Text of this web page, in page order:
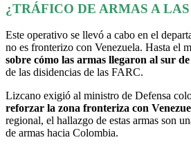
¿TRÁFICO DE ARMAS A
Este operativo se llevó a cabo en el
no es fronterizo con Venezuela. Hasta el
sobre cómo las armas llegaron al sur
de las disidencias de las FARC.
Lizcano exigió al ministro de Defensa
reforzar la zona fronteriza con
regional, el hallazgo de estas armas son
de armas hacia Colombia.